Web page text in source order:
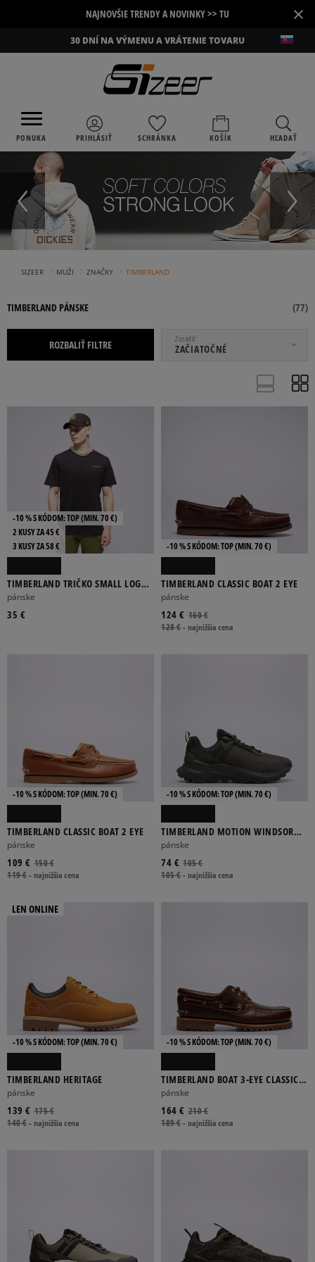
NAJNOVŠIE TRENDY A NOVINKY >> TU ×
30 DNÍ NA VÝMENU A VRÁTENIE TOVARU
PONUKA PRIHLÁSIŤ SCHRÁNKA KOŠÍK HĽADAŤ
SIZEER MUŽI ZNAČKY TIMBERLAND
TIMBERLAND PÁNSKE (77)
ROZBALIŤ FILTRE Zoradiť
ZAČIATOČNÉ
OD DO
TURISTICKÁ OBUV
BR 36 37,5
ODSTRÁNIŤ VYBRANÉ
-10 % S KÓDOM: TOP (MIN. 70 €)
2 KUSY ZA 45 €
3 KUSY ZA 58 €
TIMBERLAND TRIČKO SMALL LOGO
PRINT TEE
pánske
35 €
-10 % S KÓDOM: TOP (MIN. 70 €)
TIMBERLAND CLASSIC BOAT 2 EYE
pánske
160 €
124 €
128 €-najnižšia cena
-10 % S KÓDOM: TOP (MIN. 70 €)
TIMBERLAND CLASSIC BOAT 2 EYE
pánske
150 €
109 €
119 €-najnižšia cena
-10 % S KÓDOM: TOP (MIN. 70 €)
TIMBERLAND MOTION WINDSOR
LOW LACE SNEAKER
pánske
105 €
74 €
105 €-najnižšia cena
LEN ONLINE
-10 % S KÓDOM: TOP (MIN. 70 €)
TIMBERLAND HERITAGE
pánske
175 €
139 €
140 €-najnižšia cena
-10 % S KÓDOM: TOP (MIN. 70 €)
TIMBERLAND BOAT 3-EYE CLASSIC
LUG
pánske
210 €
164 €
189 €-najnižšia cena